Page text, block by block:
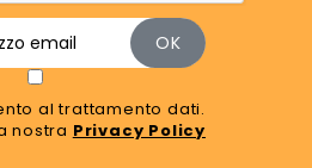
al trattamento dati.
nostra Privacy Policy